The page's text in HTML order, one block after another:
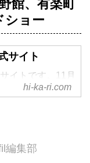
館、有楽町
ショー
サイト
イトです。11月
武蔵野館・有楽
hi-ka-ri.com
編集部